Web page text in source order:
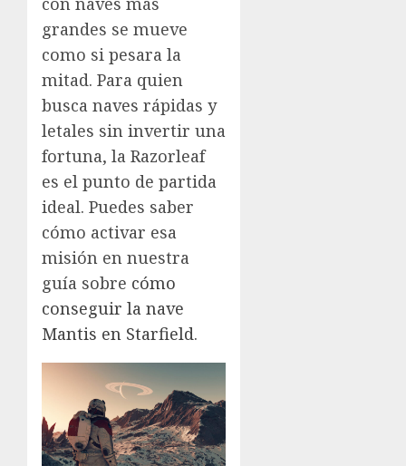
grandes se mueve
como si pesara la
mitad. Para quien
busca naves rápidas y
letales sin invertir una
fortuna, la Razorleaf
es el punto de partida
ideal. Puedes saber
cómo activar esa
misión en nuestra
guía sobre cómo
conseguir la nave
Mantis en Starfield.